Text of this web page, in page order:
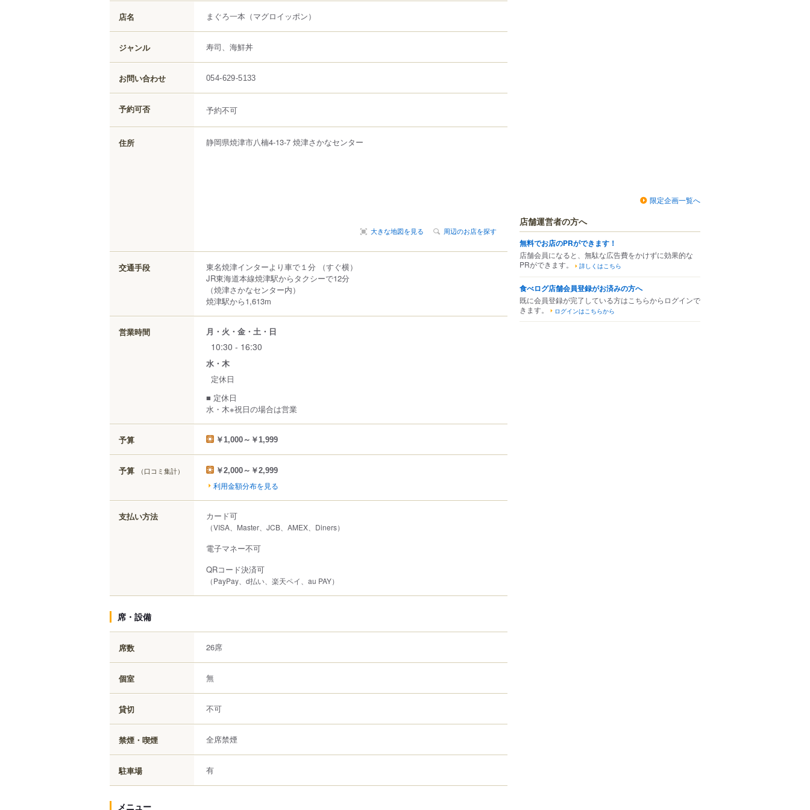
店名 まぐろ一本 （マグロイッポン）
ジャンル 寿司、海鮮丼
お問い合わせ 054-629-5133
予約可否 予約不可
住所 静岡県焼津市八楠4-13-7 焼津さかなセンター
大きな地図を見る 周辺のお店を探す
交通手段
東名焼津インターより車で１分 （すぐ横）
JR東海道本線焼津駅からタクシーで12分
（焼津さかなセンター内）
焼津駅から1,613m
営業時間 月・火・金・土・日
10:30 - 16:30
水・木
定休日
■ 定休日
水・木※祝日の場合は営業
予算 ￥1,000～￥1,999
予算 （口コミ集計） ￥2,000～￥2,999
利用金額分布を見る
支払い方法 カード可
（VISA、Master、JCB、AMEX、Diners）
電子マネー不可
QRコード決済可
（PayPay、d払い、楽天ペイ、au PAY）
席・設備
席数 26席
個室 無
貸切 不可
禁煙・喫煙 全席禁煙
駐車場 有
メニュー
限定企画一覧へ
店舗運営者の方へ
無料でお店のPRができます！
店舗会員になると、無駄な広告費をかけずに効果的な
PRができます。
詳しくはこちら
食べログ店舗会員登録がお済みの方へ
既に会員登録が完了している方はこちらからログインで
きます。
ログインはこちらから